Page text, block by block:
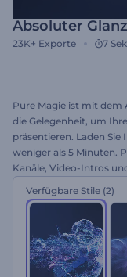
Absoluter
23K+ Exporte 7
Pure Magie ist mit dem
die Gelegenheit, um
präsentieren. Laden
weniger als 5 Minuten.
Kanäle, Video-Intros
testen!
Verfügbare Stile (2)